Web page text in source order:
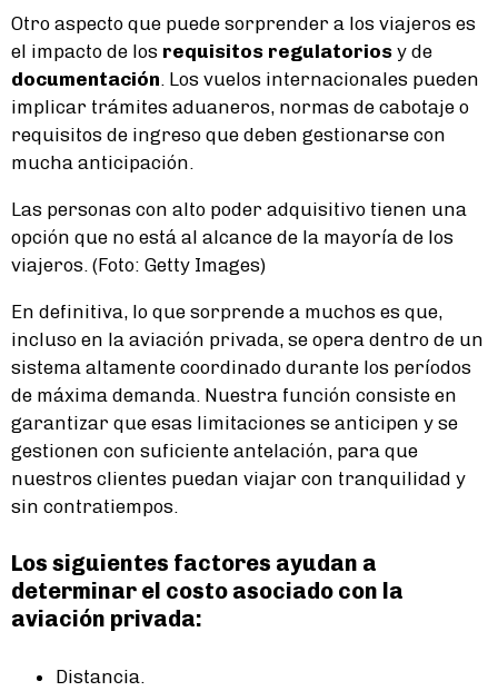
Otro aspecto que puede sorprender a los viajeros es
el impacto de los requisitos regulatorios y de
documentación . Los vuelos internacionales pueden
implicar trámites aduaneros, normas de cabotaje o
requisitos de ingreso que deben gestionarse con
mucha anticipación.
Las personas con alto poder adquisitivo tienen una
opción que no está al alcance de la mayoría de los
viajeros. (Foto: Getty Images)
En definitiva, lo que sorprende a muchos es que,
incluso en la aviación privada, se opera dentro de un
sistema altamente coordinado durante los períodos
de máxima demanda. Nuestra función consiste en
garantizar que esas limitaciones se anticipen y se
gestionen con suficiente antelación, para que
nuestros clientes puedan viajar con tranquilidad y
sin contratiempos.
Los siguientes factores ayudan a
determinar el costo asociado con la
aviación privada:
Distancia.